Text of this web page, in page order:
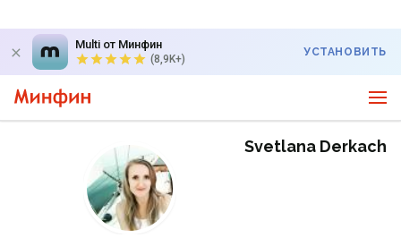
Multi от Минфин
(8,9K+)
УСТАНОВИТЬ
Svetlana Derkach